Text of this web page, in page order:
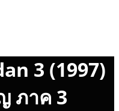
3 (1997)
ภาค 3